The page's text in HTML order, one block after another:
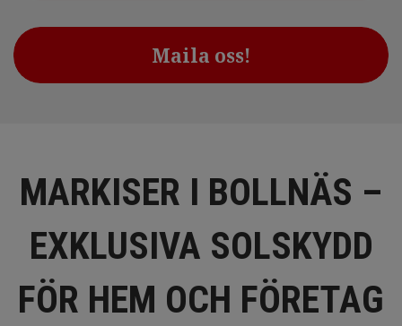
Maila oss!
MARKISER I BOLLNÄS –
EXKLUSIVA SOLSKYDD
FÖR HEM OCH FÖRETAG